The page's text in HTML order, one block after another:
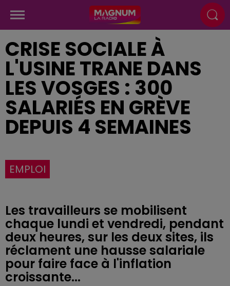
CRISE SOCIALE À
L'USINE TRANE DANS
LES VOSGES : 300
SALARIÉS EN GRÈVE
DEPUIS 4 SEMAINES
EMPLOI
Les travailleurs se mobilisent
chaque lundi et vendredi, pendant
deux heures, sur les deux sites, ils
réclament une hausse salariale
pour faire face à l'inflation
croissante...